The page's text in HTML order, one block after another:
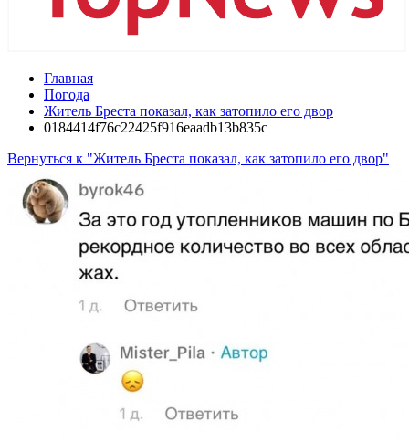
Главная
Погода
Житель Бреста показал, как затопило его двор
0184414f76c22425f916eaadb13b835c
Вернуться к "Житель Бреста показал, как затопило его двор"